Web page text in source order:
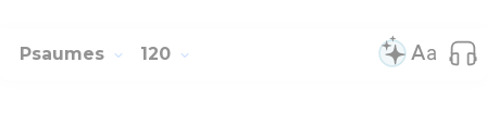
Psaumes 120